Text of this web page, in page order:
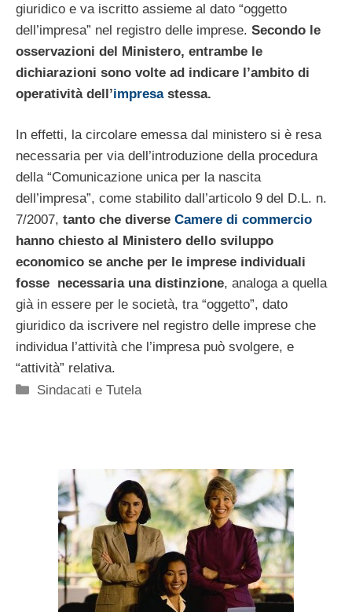
giuridico e va iscritto assieme al dato “oggetto
dell’impresa” nel registro delle imprese. Secondo le
osservazioni del Ministero, entrambe le
dichiarazioni sono volte ad indicare l’ambito di
operatività dell’impresastessa.
In effetti, la circolare emessa dal ministero si è resa
necessaria per via dell’introduzione della procedura
della “Comunicazione unica per la nascita
dell’impresa”, come stabilito dall’articolo 9 del D.L. n.
7/2007, tanto che diverse Camere di commercio
hanno chiesto al Ministero dello sviluppo
economico se anche per le imprese individuali
fosse necessaria una distinzione, analoga a quella
già in essere per le società, tra “oggetto”, dato
giuridico da iscrivere nel registro delle imprese che
individua l’attività che l’impresa può svolgere, e
“attività” relativa.
Categorie
Sindacati e Tutela